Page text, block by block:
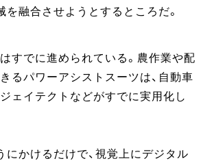
を融合させようとするところだ。
すでに進められている。農作業や配
るパワーアシストスーツは、自動車
ェイテクトなどがすでに実用化し
にかけるだけで、視覚上にデジタル